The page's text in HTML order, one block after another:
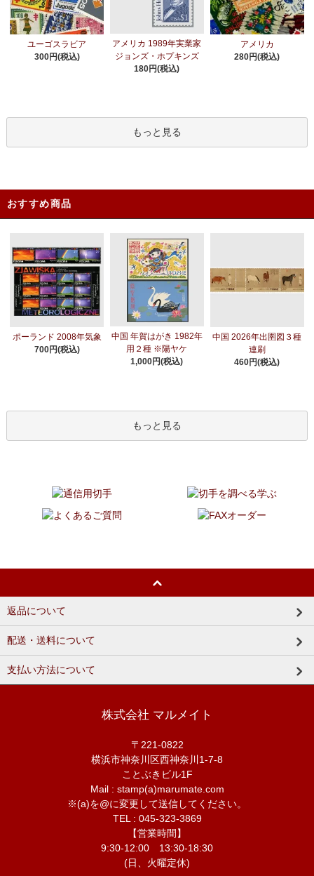
ユーゴスラビア
300円(税込)
アメリカ 1989年実業家
ジョンズ・ホプキンズ
180円(税込)
アメリカ
280円(税込)
もっと見る
おすすめ商品
ポーランド 2008年気象
700円(税込)
中国 年賀はがき 1982年
用２種 ※陽ヤケ
1,000円(税込)
中国 2026年出圉図３種
連刷
460円(税込)
もっと見る
返品について
配送・送料について
支払い方法について
株式会社 マルメイト
〒221-0822
横浜市神奈川区西神奈川1-7-8
ことぶきビル1F
Mail : stamp(a)marumate.com
※(a)を@に変更して送信してください。
TEL : 045-323-3869
【営業時間】
9:30-12:00 13:30-18:30
(日、火曜定休)